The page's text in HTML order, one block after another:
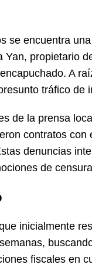
se encuentra
propietario
A
tráfico de
de la prensa
contratos con
denuncias
de
inicialmente
fiscales en